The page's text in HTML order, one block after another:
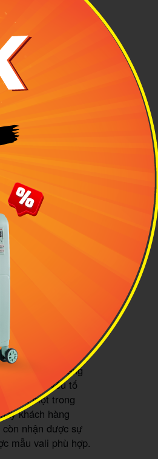
chuyến đi
những chiếc
bạn thoải mái
quan tâm để
thoải mái hơn,
mà không quá
khiến bạn gặp
hành lý khi qua
phải có
dụng của Cảnh
tránh nguy cơ bị
hiệu nổi tiếng
những yếu tố
là một trong
khách hàng
nhận được sự
mẫu vali phù hợp.